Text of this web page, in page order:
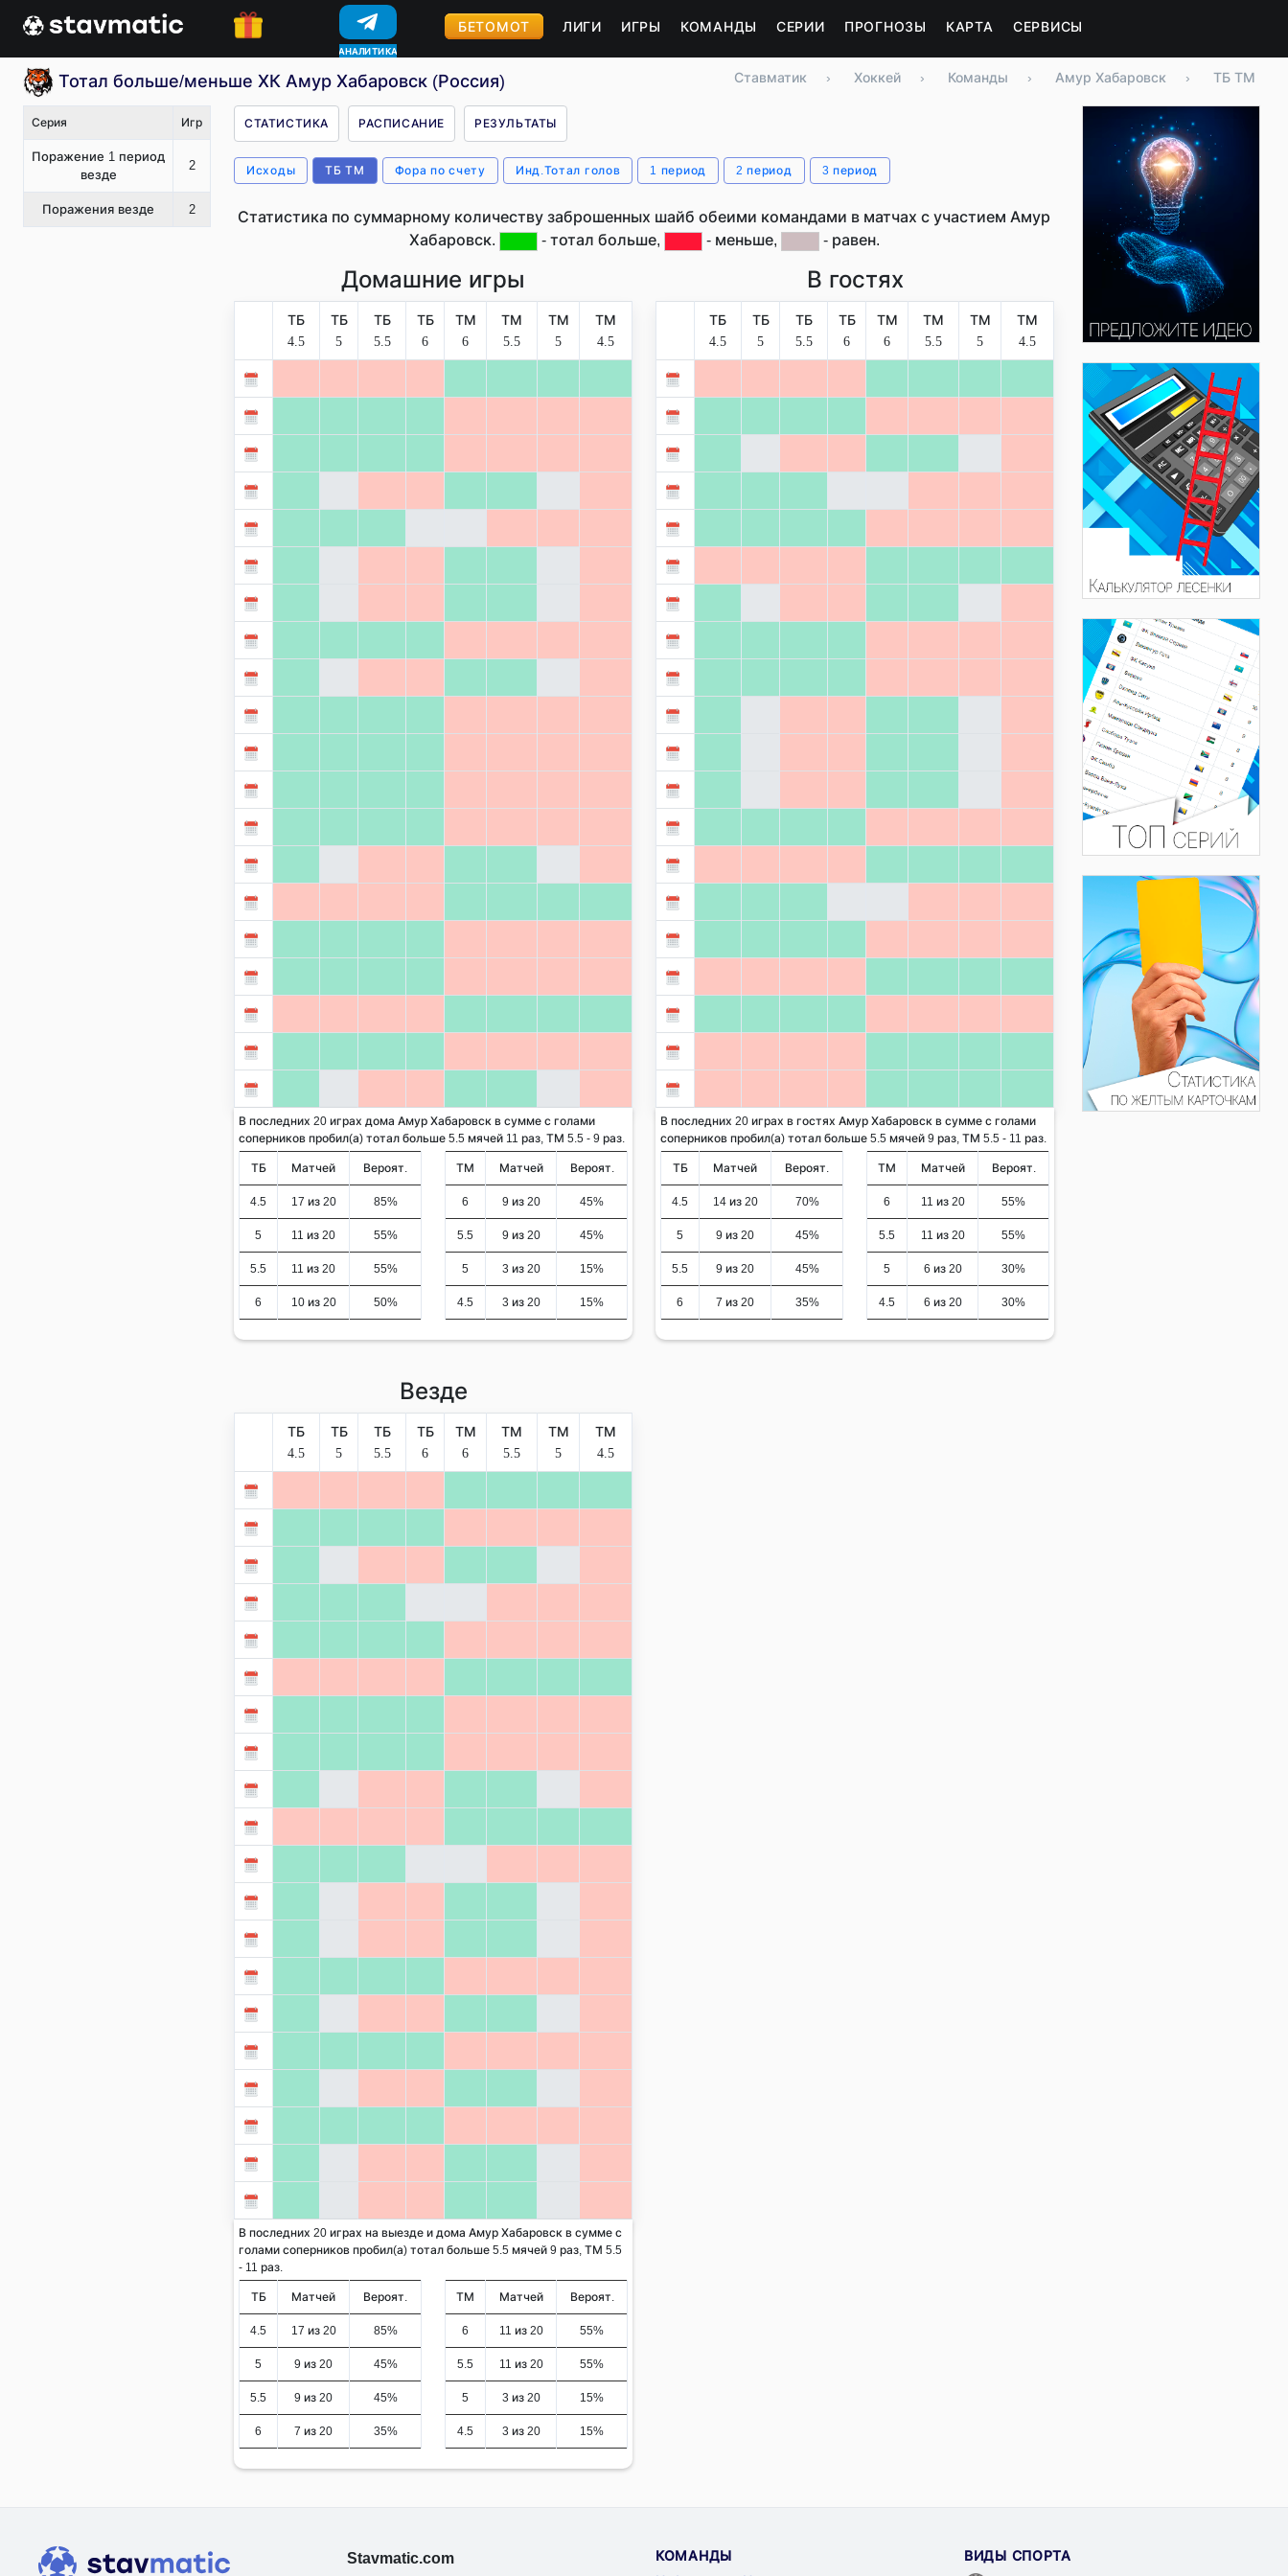
АНАЛИТИКА
КОНКУРСЫ
БЕТОМОТ ЛИГИ ИГРЫ КОМАНДЫ СЕРИИ ПРОГНОЗЫ КАРТА СЕРВИСЫ
Тотал больше/меньше ХК Амур Хабаровск (Россия) Ставматик › Хоккей › Команды › Амур Хабаровск › ТБ ТМ
Серия Игр
Поражение 1 период
везде
2
Поражения везде 2
СТАТИСТИКА РАСПИСАНИЕ РЕЗУЛЬТАТЫ
Исходы ТБ ТМ Фора по счету Инд.Тотал голов 1 период 2 период 3 период
Статистика по суммарному количеству заброшенных шайб обеими командами в матчах с участием Амур
Хабаровск.
- тотал больше, - меньше, - равен.
Домашние игры
ТБ
4.5
ТБ
5
ТБ
5.5
ТБ
6
ТМ
6
ТМ
5.5
ТМ
5
ТМ
4.5
В последних 20 играх дома Амур Хабаровск в сумме с голами
соперников пробил(а) тотал больше 5.5 мячей 11 раз, ТМ 5.5 - 9 раз.
ТБ Матчей Вероят.
4.5 17 из 20 85%
5 11 из 20 55%
5.5 11 из 20 55%
6 10 из 20 50%
ТМ Матчей Вероят.
6 9 из 20 45%
5.5 9 из 20 45%
5 3 из 20 15%
4.5 3 из 20 15%
В гостях
ТБ
4.5
ТБ
5
ТБ
5.5
ТБ
6
ТМ
6
ТМ
5.5
ТМ
5
ТМ
4.5
В последних 20 играх в гостях Амур Хабаровск в сумме с голами
соперников пробил(а) тотал больше 5.5 мячей 9 раз, ТМ 5.5 - 11 раз.
ТБ Матчей Вероят.
4.5 14 из 20 70%
5 9 из 20 45%
5.5 9 из 20 45%
6 7 из 20 35%
ТМ Матчей Вероят.
6 11 из 20 55%
5.5 11 из 20 55%
5 6 из 20 30%
4.5 6 из 20 30%
Везде
ТБ
4.5
ТБ
5
ТБ
5.5
ТБ
6
ТМ
6
ТМ
5.5
ТМ
5
ТМ
4.5
В последних 20 играх на выезде и дома Амур Хабаровск в сумме с
голами соперников пробил(а) тотал больше 5.5 мячей 9 раз, ТМ 5.5
- 11 раз.
ТБ Матчей Вероят.
4.5 17 из 20 85%
5 9 из 20 45%
5.5 9 из 20 45%
6 7 из 20 35%
ТМ Матчей Вероят.
6 11 из 20 55%
5.5 11 из 20 55%
5 3 из 20 15%
4.5 3 из 20 15%
Stavmatic.com
КОМАНДЫ
ВИДЫ СПОРТА